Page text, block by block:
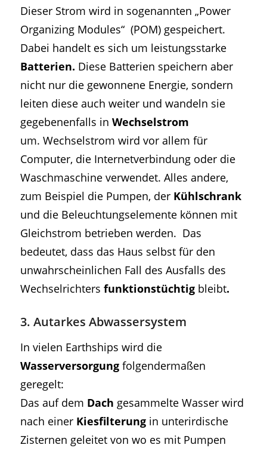
Dieser Strom wird in sogenannten „Power
Organizing Modules“ (POM) gespeichert.
Dabei handelt es sich um leistungsstarke
Batterien. Diese Batterien speichern aber
nicht nur die gewonnene Energie, sondern
leiten diese auch weiter und wandeln sie
gegebenenfalls in Wechselstrom
um. Wechselstrom wird vor allem für
Computer, die Internetverbindung oder die
Waschmaschine verwendet. Alles andere,
zum Beispiel die Pumpen, der Kühlschrank
und die Beleuchtungselemente können mit
Gleichstrom betrieben werden. Das
bedeutet, dass das Haus selbst für den
unwahrscheinlichen Fall des Ausfalls des
Wechselrichters funktionstüchtig bleibt.
3. Autarkes Abwassersystem
In vielen Earthships wird die
Wasserversorgungfolgendermaßen
geregelt:
Das auf dem Dach gesammelte Wasser wird
nach einer Kiesfilterungin unterirdische
Zisternen geleitet von wo es mit Pumpen